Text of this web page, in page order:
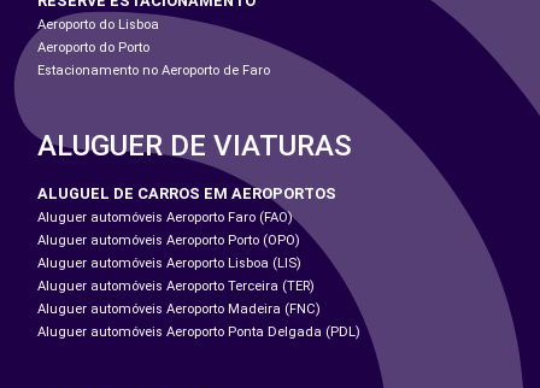
Aeroporto do Lisboa
Aeroporto do Porto
Estacionamento no Aeroporto de Faro
ALUGUER DE VIATURAS
ALUGUEL DE CARROS EM AEROPORTOS
Aluguer automóveis Aeroporto Faro (FAO)
Aluguer automóveis Aeroporto Porto (OPO)
Aluguer automóveis Aeroporto Lisboa (LIS)
Aluguer automóveis Aeroporto Terceira (TER)
Aluguer automóveis Aeroporto Madeira (FNC)
Aluguer automóveis Aeroporto Ponta Delgada (PDL)